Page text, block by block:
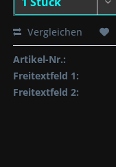
Vergleichen
Artikel-Nr.:
Freitextfeld 1:
Freitextfeld 2: